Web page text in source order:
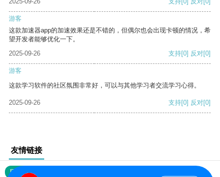
游客
这款加速器app的加速效果还是不错的，但偶尔也会出现卡顿的情况，希
望开发者能够优化一下。
2025-09-26
支持[0] 反对[0]
游客
这款学习软件的社区氛围非常好，可以与其他学习者交流学习心得。
2025-09-26 支持[0] 反对[0]
友情链接
网站地图